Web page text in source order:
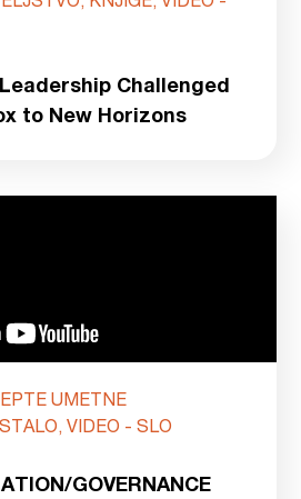
Challenged
to New Horizons
UMETNE
VIDEO - SLO
GOVERNANCE